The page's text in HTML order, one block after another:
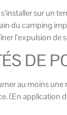
sur un
du camping
l’expulsion de
DE
au moins une
(En application